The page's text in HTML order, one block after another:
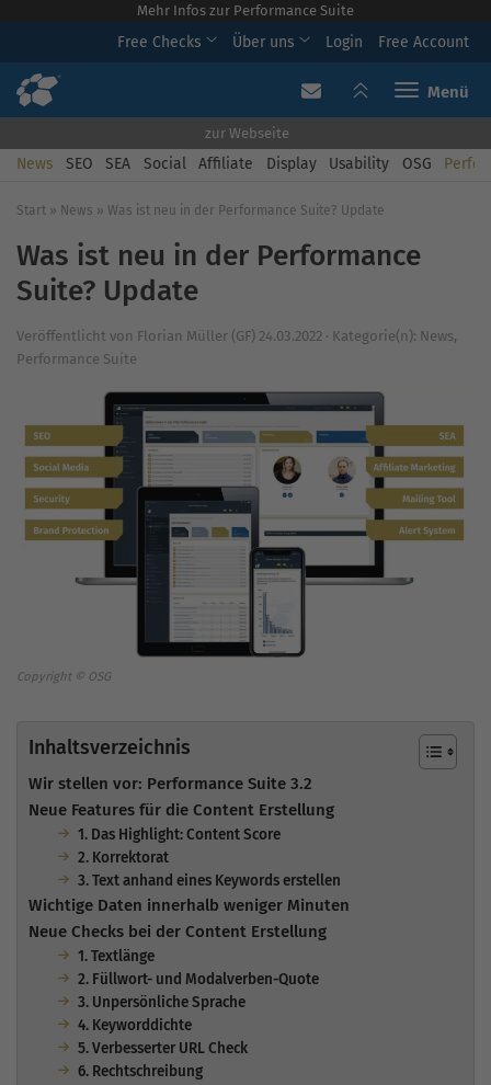
Mehr Infos zur Performance Suite
Free Checks Über uns Login Free Account
Toggle
zur Webseite
News SEO SEA Social Affiliate Display Usability OSG
Start » News » Was ist neu in der Performance Suite? Update
Was ist neu in der Performance
Suite? Update
Veröffentlicht von Florian Müller (GF) 24.03.2022 · Kategorie(n): News,
Performance Suite
Copyright © OSG
Inhaltsverzeichnis
Wir stellen vor: Performance Suite 3.2
Neue Features für die Content Erstellung
1. Das Highlight: Content Score
2. Korrektorat
3. Text anhand eines Keywords erstellen
Wichtige Daten innerhalb weniger Minuten
Neue Checks bei der Content Erstellung
1. Textlänge
2. Füllwort- und Modalverben-Quote
3. Unpersönliche Sprache
4. Keyworddichte
5. Verbesserter URL Check
6. Rechtschreibung